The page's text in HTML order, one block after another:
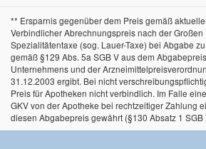
** Ersparnis gegenüber dem Preis gemäß
Verbindlicher Abrechnungspreis nach der Großen
Spezialitätentaxe (sog. Lauer-Taxe) bei Abgabe
gemäß §129 Abs. 5a SGB V aus dem
Unternehmens und der
31.12.2003 ergibt. Bei nicht
Preis für Apotheken nicht verbindlich. Im Falle
GKV von der Apotheke bei rechtzeitiger Zahlung
diesen Abgabepreis gewährt (§130 Absatz 1 SGB